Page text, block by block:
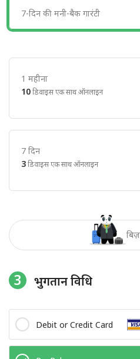
7-दिन की मनी-बैक गारंटी
1 महीना
10डिवाइस एक साथ ऑनलाइन
7 दिन
3डिवाइस एक साथ ऑनलाइन
3 भुगतान विधि
Debit or Credit Card